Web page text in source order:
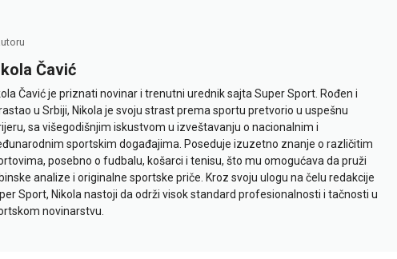
Čavić
Čavić je priznati novinar i trenutni urednik sajta Super Sport. Rođen i
u Srbiji, Nikola je svoju strast prema sportu pretvorio u uspešnu
sa višegodišnjim iskustvom u izveštavanju o nacionalnim i
sportskim događajima. Poseduje izuzetno znanje o različitim
posebno o fudbalu, košarci i tenisu, što mu omogućava da pruži
analize i originalne sportske priče. Kroz svoju ulogu na čelu redakcije
Sport, Nikola nastoji da održi visok standard profesionalnosti i tačnosti u
novinarstvu.